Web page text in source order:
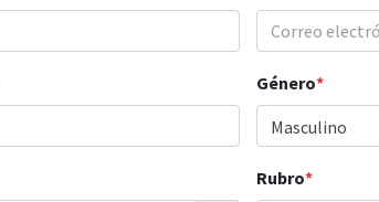
Género*
Masculino
Rubro*